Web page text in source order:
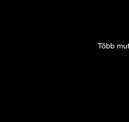
Több